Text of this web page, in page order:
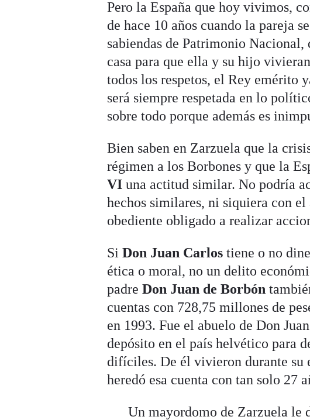
Pero la España que hoy vivimos,
de hace 10 años cuando la pareja
sabiendas de Patrimonio Nacional,
casa para que ella y su hijo
todos los respetos, el Rey emérito
será siempre respetada en lo
sobre todo porque además es
Bien saben en Zarzuela que la
régimen a los Borbones y que la
VI una actitud similar. No podría
hechos similares, ni siquiera con
obediente obligado a realizar
SiDon Juan Carlos tiene o no
ética o moral, no un delito
padreDon Juan de Borbón
cuentas con 728,75 millones de
en 1993. Fue el abuelo de Don
depósito en el país helvético para
difíciles. De él vivieron durante su
heredó esa cuenta con tan solo 27
Un mayordomo de Zarzuela le